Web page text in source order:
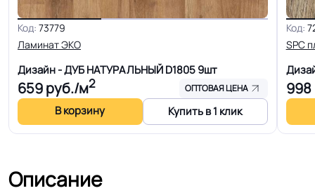
Область применения
Для коридора, Для офиса, Для
переговорной комнаты, Для
больницы, Для детских садов, Для
холла больниц, Для коридора и
класса школ, Для цеха завода, Для
склада, Для цеха электронной
сборки, Для серверной, Для опта
толщин
Код: 73779
Ламинат ЭКО
Дизайн - ДУБ НАТУРАЛЬНЫЙ D18059шт
659руб./м2 ОПТОВАЯ ЦЕНА
В корзину Купить в 1 клик
Код:
SPC
998
Описание